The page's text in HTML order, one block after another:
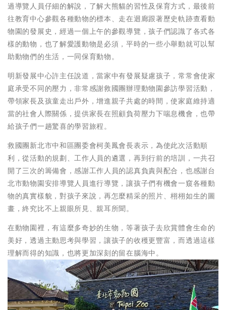
過導覽人員仔細的解說，了解大熊貓的習性及保育方式，最後前
往教育中心參觀各種動物的標本、走在迴廊跟著歷史軌跡查看動
物園的發展史，經過一個上午的參觀導覽，孩子們認識了各式各
樣的動物，也了解愛護動物是必須，平時的一些小舉動就可以幫
助動物們的生活，一同保育動物。
明新發展中心許主任說道，當家中有發展疑慮孩子，常常會使家
庭承受不同的壓力，非常感謝救國團辦理動物園參訪學習活動，
帶領家長及孩童走出戶外，增進親子共處的時間，使家庭維持適
當的社會人際關係，提供家長在照顧負荷壓力下喘息機會，也帶
給孩子們一趟驚喜的學習旅程。
救國團新北市中和區團委會柯美鳳會長表示，為使此次活動順
利，從活動的規劃、工作人員的遴選，再到行前的培訓，一共召
開了三次的籌備會，感謝工作人員的認真負責與配合，也感謝台
北市動物園安排導覽人員進行導覽，讓孩子們有機會一窺各種動
物的真實樣貌，對孩子來說，再怎麼精采的照片、栩栩如生的圖
畫，終究比不上親眼所見、親耳所聞。
在動物園裡，有這麼多奇妙的生物，等著孩子去欣賞體會生命的
美好，透過主動思考與學習，讓孩子的收穫更豐富，而透過這樣
理解而得的知識，也將更加深刻的留在腦海中。